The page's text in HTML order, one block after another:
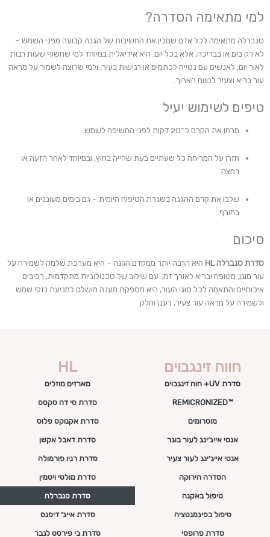
למי מתאימה הסדרה?
סנברלה מתאימה לכל אדם שמבין את החשיבות של הגנה קבועה מפני השמש –
לא רק בים או בבריכה, אלא בכל יום. היא אידיאלית במיוחד למי שחשוף שעות רבות
לאור יום, לאנשים עם נטייה לכתמים או רגישות בעור, ולמי שרוצה לשמור על מראה
עור בריא וצעיר לטווח הארוך.
טיפים לשימוש יעיל
מרחו את הקרם כ־20 דקות לפני החשיפה לשמש.
חזרו על המריחה כל שעתיים בעת שהייה בחוץ, ובמיוחד לאחר הזעה או
רחצה.
שלבו את קרם ההגנה בשגרת הטיפוח היומית – גם בימים מעוננים או
בחורף.
סיכום
סדרת סנברלה HL
היא הרבה יותר ממקדם הגנה – היא מערכת שלמה לשמירה על
עור מוגן, מטופח ובריא לאורך זמן. עם שילוב של טכנולוגיות מתקדמות, רכיבים
איכותיים והתאמה לכל סוגי העור, היא מספקת מענה מושלם למניעת נזקי שמש
ולשמירה על מראה עור צעיר, רענן וחלק.
חווה זינגבוים
סדרת UV+ חוה זינגבוים
™REMICRONIZED
מוסרומים
אנטי אייג׳ינג לעור בוגר
אנטי אייג׳ינג לעור צעיר
הסדרה הירוקה
טיפול באקנה
טיפול בפיגמנטציה
סדרת פרופסי
HL
מארזים מוזלים
סדרת סי דה סקסס
סדרת אקנוקס פלוס
סדרת דאבל אקשן
סדרת רניו פורמולה
סדרת מולטי ויטמין
סדרת סנברלה
סדרת אייג׳ דיפנס
סדרת בי פירסט לגבר